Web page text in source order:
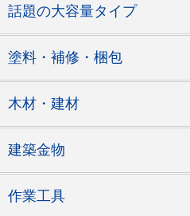
話題の大容量タイプ
塗料・補修・梱包
木材・建材
建築金物
作業工具